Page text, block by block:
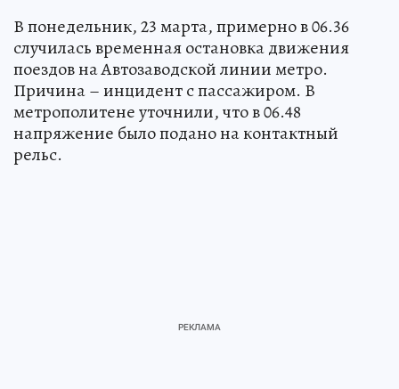
В понедельник, 23 марта, примерно в 06.36
случилась временная остановка движения
поездов на Автозаводской линии метро.
Причина – инцидент с пассажиром. В
метрополитене уточнили, что в 06.48
напряжение было подано на контактный
рельс.